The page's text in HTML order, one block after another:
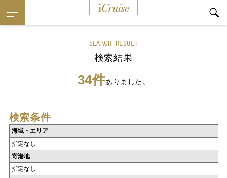
SEARCH RESULT
検索結果
34件ありました。
検索条件
海域・エリア
指定なし
寄港地
指定なし